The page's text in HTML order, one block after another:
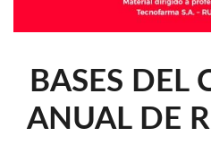
BASES DEL
ANUAL DE